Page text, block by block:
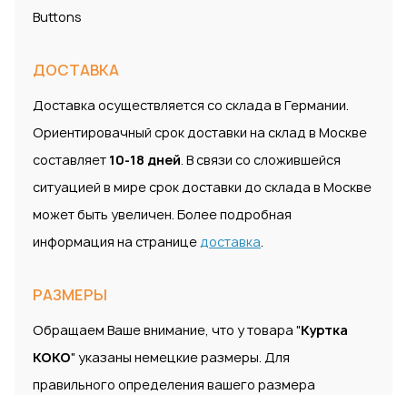
Buttons
ДОСТАВКА
Доставка осуществляется со склада в Германии.
Ориентировачный срок доставки на склад в Москве
составляет 10-18 дней. В связи со сложившейся
ситуацией в мире срок доставки до склада в Москве
может быть увеличен. Более подробная
информация на страницедоставка.
РАЗМЕРЫ
Обращаем Ваше внимание, что у товара "Куртка
KOKO" указаны немецкие размеры. Для
правильного определения вашего размера